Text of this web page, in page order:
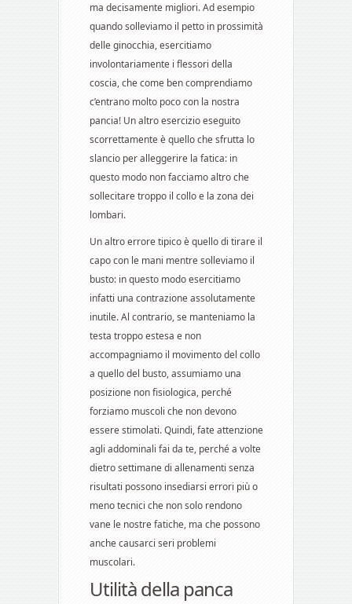
ma decisamente migliori. Ad esempio
quando solleviamo il petto in prossimità
delle ginocchia, esercitiamo
involontariamente i flessori della
coscia, che come ben comprendiamo
c’entrano molto poco con la nostra
pancia! Un altro esercizio eseguito
scorrettamente è quello che sfrutta lo
slancio per alleggerire la fatica: in
questo modo non facciamo altro che
sollecitare troppo il collo e la zona dei
lombari.
Un altro errore tipico è quello di tirare il
capo con le mani mentre solleviamo il
busto: in questo modo esercitiamo
infatti una contrazione assolutamente
inutile. Al contrario, se manteniamo la
testa troppo estesa e non
accompagniamo il movimento del collo
a quello del busto, assumiamo una
posizione non fisiologica, perché
forziamo muscoli che non devono
essere stimolati. Quindi, fate attenzione
agli addominali fai da te, perché a volte
dietro settimane di allenamenti senza
risultati possono insediarsi errori più o
meno tecnici che non solo rendono
vane le nostre fatiche, ma che possono
anche causarci seri problemi
muscolari.
Utilità della panca